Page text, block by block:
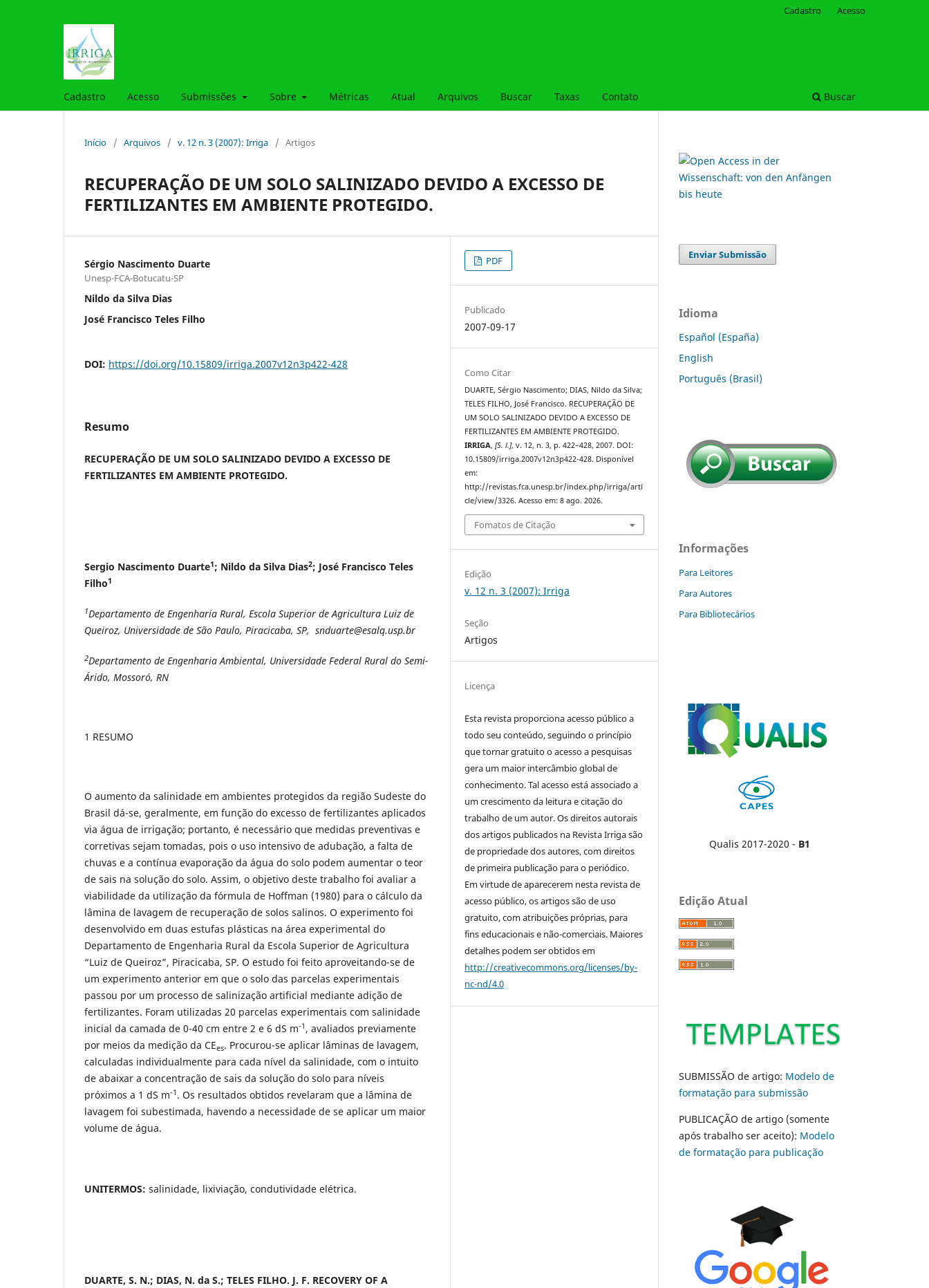
Cadastro Acesso Submissões Sobre Métricas Atual Arquivos Buscar Taxas Contato Buscar
Cadastro Acesso
Início / Arquivos / v. 12 n. 3 (2007): Irriga / Artigos
RECUPERAÇÃO DE UM SOLO SALINIZADO DEVIDO A EXCESSO DE
FERTILIZANTES EM AMBIENTE PROTEGIDO.
Sérgio Nascimento Duarte
Unesp-FCA-Botucatu-SP
Nildo da Silva Dias
José Francisco Teles Filho
DOI: https://doi.org/10.15809/irriga.2007v12n3p422-428
Resumo
RECUPERAÇÃO DE UM SOLO SALINIZADO DEVIDO A EXCESSO DE
FERTILIZANTES EM AMBIENTE PROTEGIDO.
Sergio Nascimento Duarte1; Nildo da Silva Dias2; José Francisco Teles
Filho1
1Departamento de Engenharia Rural, Escola Superior de Agricultura Luiz de
Queiroz, Universidade de São Paulo, Piracicaba, SP, snduarte@esalq.usp.br
2Departamento de Engenharia Ambiental, Universidade Federal Rural do Semi-
Árido, Mossoró, RN
1 RESUMO
O aumento da salinidade em ambientes protegidos da região Sudeste do
Brasil dá-se, geralmente, em função do excesso de fertilizantes aplicados
via água de irrigação; portanto, é necessário que medidas preventivas e
corretivas sejam tomadas, pois o uso intensivo de adubação, a falta de
chuvas e a contínua evaporação da água do solo podem aumentar o teor
de sais na solução do solo. Assim, o objetivo deste trabalho foi avaliar a
viabilidade da utilização da fórmula de Hoffman (1980) para o cálculo da
lâmina de lavagem de recuperação de solos salinos. O experimento foi
desenvolvido em duas estufas plásticas na área experimental do
Departamento de Engenharia Rural da Escola Superior de Agricultura
“Luiz de Queiroz”, Piracicaba, SP. O estudo foi feito aproveitando-se de
um experimento anterior em que o solo das parcelas experimentais
passou por um processo de salinização artificial mediante adição de
fertilizantes. Foram utilizadas 20 parcelas experimentais com salinidade
inicial da camada de 0-40 cm entre 2 e 6 dS m-1 , avaliados previamente
por meios da medição da CEes. Procurou-se aplicar lâminas de lavagem,
calculadas individualmente para cada nível da salinidade, com o intuito
de abaixar a concentração de sais da solução do solo para níveis
próximos a 1 dS m-1 . Os resultados obtidos revelaram que a lâmina de
lavagem foi subestimada, havendo a necessidade de se aplicar um maior
volume de água.
UNITERMOS: salinidade, lixiviação, condutividade elétrica.
DUARTE, S. N.; DIAS, N. da S.; TELES FILHO. J. F. RECOVERY OF A
PDF
Publicado
2007-09-17
Como Citar
DUARTE, Sérgio Nascimento; DIAS, Nildo da Silva;
TELES FILHO, José Francisco. RECUPERAÇÃO DE
UM SOLO SALINIZADO DEVIDO A EXCESSO DE
FERTILIZANTES EM AMBIENTE PROTEGIDO.
IRRIGA,[S. l.], v. 12, n. 3, p. 422–428, 2007. DOI:
10.15809/irriga.2007v12n3p422-428. Disponível
em:
http://revistas.fca.unesp.br/index.php/irriga/arti
cle/view/3326. Acesso em: 8 ago. 2026.
Fomatos de Citação
Edição
v. 12 n. 3 (2007): Irriga
Seção
Artigos
Licença
Esta revista proporciona acesso público a
todo seu conteúdo, seguindo o princípio
que tornar gratuito o acesso a pesquisas
gera um maior intercâmbio global de
conhecimento. Tal acesso está associado a
um crescimento da leitura e citação do
trabalho de um autor. Os direitos autorais
dos artigos publicados na Revista Irriga são
de propriedade dos autores, com direitos
de primeira publicação para o periódico.
Em virtude de aparecerem nesta revista de
acesso público, os artigos são de uso
gratuito, com atribuições próprias, para
fins educacionais e não-comerciais. Maiores
detalhes podem ser obtidos em
http://creativecommons.org/licenses/by-
nc-nd/4.0
Enviar Submissão
Idioma
Español (España)
English
Português (Brasil)
Informações
Para Leitores
Para Autores
Para Bibliotecários
Qualis 2017-2020 - B1
Edição Atual
SUBMISSÃO de artigo: Modelo de
formatação para submissão
PUBLICAÇÃO de artigo (somente
após trabalho ser aceito): Modelo
de formatação para publicação